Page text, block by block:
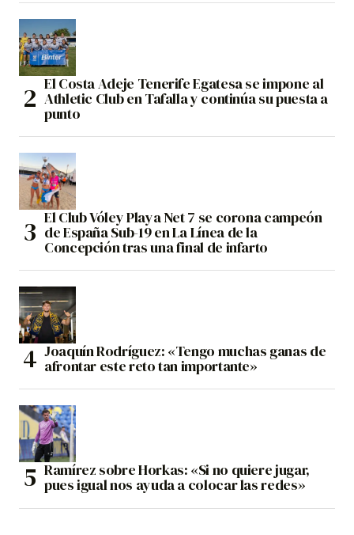
El Costa Adeje Tenerife Egatesa se impone al
Athletic Club en Tafalla y continúa su puesta a
punto
El Club Vóley Playa Net 7 se corona campeón
de España Sub-19 en La Línea de la
Concepción tras una final de infarto
Joaquín Rodríguez: «Tengo muchas ganas de
afrontar este reto tan importante»
Ramírez sobre Horkas: «Si no quiere jugar,
pues igual nos ayuda a colocar las redes»